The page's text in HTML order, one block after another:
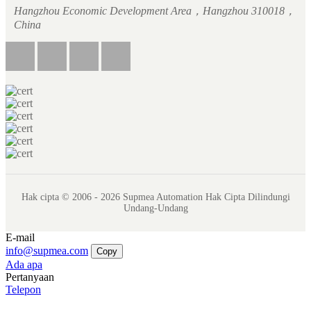
Hangzhou Economic Development Area，Hangzhou 310018，
China
Hak cipta © 2006 - 2026 Supmea Automation Hak Cipta Dilindungi
Undang-Undang
E-mail
info@supmea.com
Copy
Ada apa
Pertanyaan
Telepon